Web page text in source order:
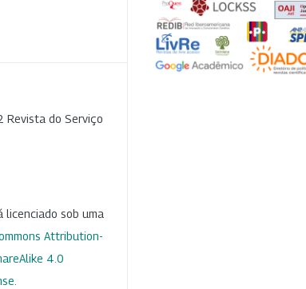
Revista do Serviço
sob uma
Attribution-
4.0